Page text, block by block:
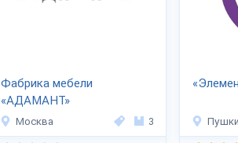
Фабрика мебели
«АДАМАНТ»
Москва 3